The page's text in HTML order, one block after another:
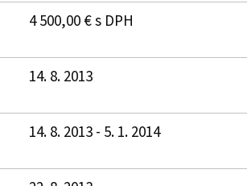
4 500,00 € s DPH
14. 8. 2013
14. 8. 2013 - 5. 1. 2014